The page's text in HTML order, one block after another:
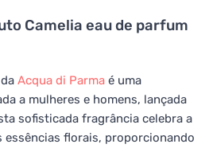
Camelia eau de parfum
Acqua di Parma é uma
a mulheres e homens, lançada
sofisticada fragrância celebra a
essências florais, proporcionando